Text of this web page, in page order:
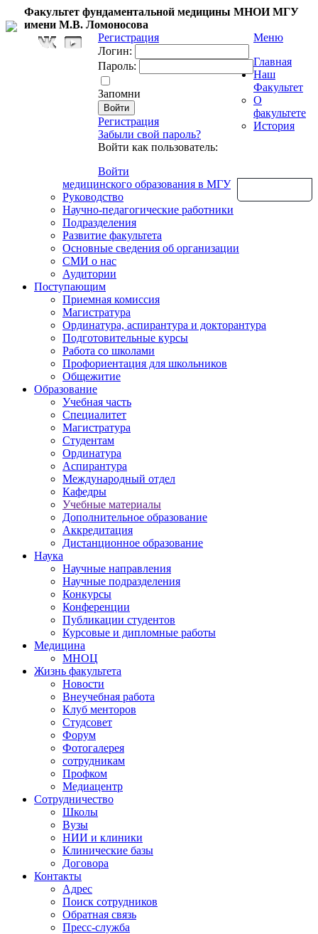
Факультет фундаментальной медицины МНОИ МГУ
имени М.В. Ломоносова
Регистрация
Логин:
Пароль:
Запомни
Регистрация
Забыли свой пароль?
Войти как пользователь:
Войти
Меню
Главная
Наш
Факультет
О
факультете
История
медицинского образования в МГУ
Руководство
Научно-педагогические работники
Подразделения
Развитие факультета
Основные сведения об организации
СМИ о нас
Аудитории
Поступающим
Приемная комиссия
Магистратура
Ординатура, аспирантура и докторантура
Подготовительные курсы
Работа со школами
Профориентация для школьников
Общежитие
Образование
Учебная часть
Специалитет
Магистратура
Студентам
Ординатура
Аспирантура
Международный отдел
Кафедры
Учебные материалы
Дополнительное образование
Аккредитация
Дистанционное образование
Наука
Научные направления
Научные подразделения
Конкурсы
Конференции
Публикации студентов
Курсовые и дипломные работы
Медицина
МНОЦ
Жизнь факультета
Новости
Внеучебная работа
Клуб менторов
Студсовет
Форум
Фотогалерея
сотрудникам
Профком
Медиацентр
Сотрудничество
Школы
Вузы
НИИ и клиники
Клинические базы
Договора
Контакты
Адрес
Поиск сотрудников
Обратная связь
Пресс-служба